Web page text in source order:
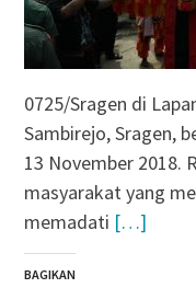
0725/Sragen di
Sambirejo, Sragen,
13 November 2018.
masyarakat yang
memadati […]
BAGIKAN